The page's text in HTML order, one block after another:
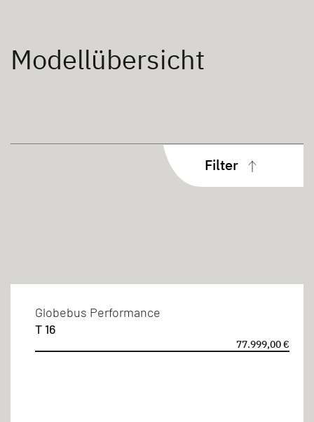
Modellübersicht
Schlafplätze
Filter
Globebus Performance
T 16
77.999,00 €